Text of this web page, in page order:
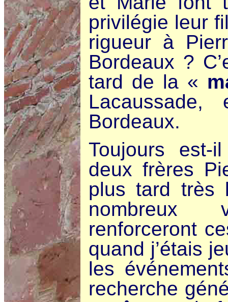
privilégie leur
rigueur à
Bordeaux ?
tard de la «
Bordeaux.
Toujours est-
deux frères
plus tard très
nombreux
renforceront
quand j’étais
les
recherche